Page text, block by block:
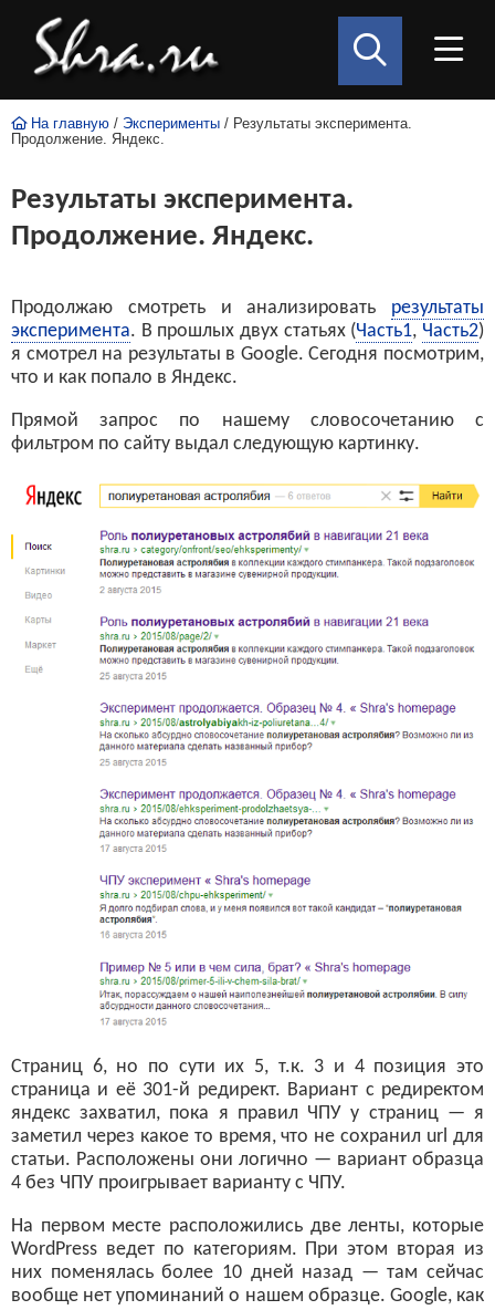
На главную / Эксперименты / Результаты эксперимента.
Продолжение. Яндекс.
Результаты эксперимента.
Продолжение. Яндекс.
Продолжаю смотреть и анализировать результаты
эксперимента. В прошлых двух статьях (Часть1, Часть2)
я смотрел на результаты в Google. Сегодня посмотрим,
что и как попало в Яндекс.
Прямой запрос по нашему словосочетанию с
фильтром по сайту выдал следующую картинку.
Страниц 6, но по сути их 5, т.к. 3 и 4 позиция это
страница и её 301-й редирект. Вариант с редиректом
яндекс захватил, пока я правил ЧПУ у страниц — я
заметил через какое то время, что не сохранил url для
статьи. Расположены они логично — вариант образца
4 без ЧПУ проигрывает варианту с ЧПУ.
На первом месте расположились две ленты, которые
WordPress ведет по категориям. При этом вторая из
них поменялась более 10 дней назад — там сейчас
вообще нет упоминаний о нашем образце. Google, как